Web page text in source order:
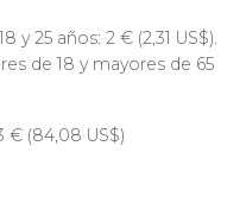
y 25 años: 2 €(2,31 US$).
de 18 y mayores de 65
€(84,08 US$)